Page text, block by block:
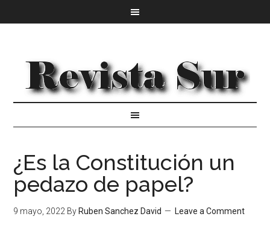
¿Es la Constitución un
pedazo de papel?
9 mayo, 2022 By Ruben Sanchez David Leave a Comment